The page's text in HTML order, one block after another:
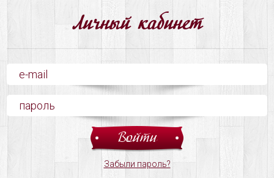
Личный кабинет
Забыли пароль?